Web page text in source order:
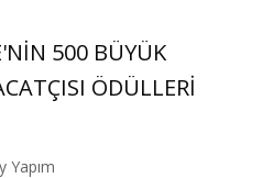
500 BÜYÜK
ÖDÜLLERİ
Yapım